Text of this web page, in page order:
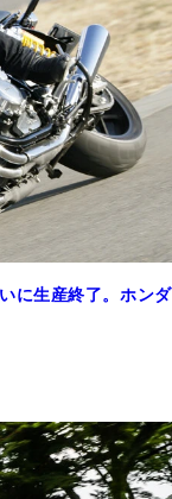
に生産終了。ホンダ